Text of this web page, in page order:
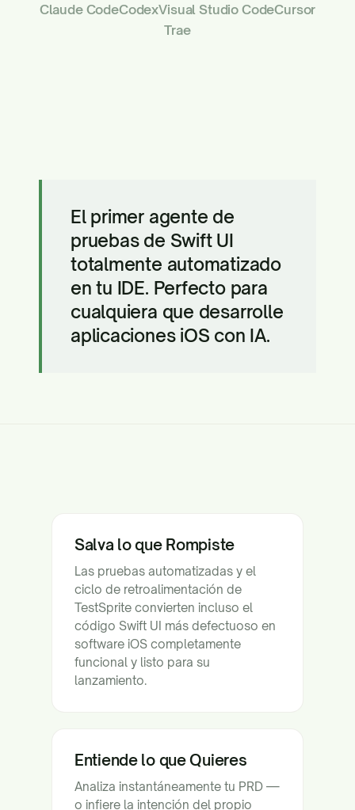
Claude CodeCodexVisual Studio CodeCursor
Trae
El primer agente de
pruebas de Swift UI
totalmente automatizado
en tu IDE. Perfecto para
cualquiera que desarrolle
aplicaciones iOS con IA.
Salva lo que Rompiste
Las pruebas automatizadas y el
ciclo de retroalimentación de
TestSprite convierten incluso el
código Swift UI más defectuoso en
software iOS completamente
funcional y listo para su
lanzamiento.
Entiende lo que Quieres
Analiza instantáneamente tu PRD —
o infiere la intención del propio